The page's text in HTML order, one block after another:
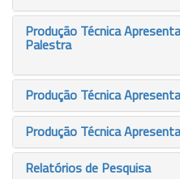
Produção Técnica
Palestra
Produção Técnica
Produção Técnica
Relatórios de Pesquisa